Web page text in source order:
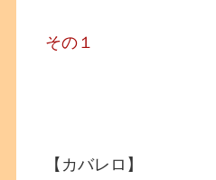
その１
【カバレロ】